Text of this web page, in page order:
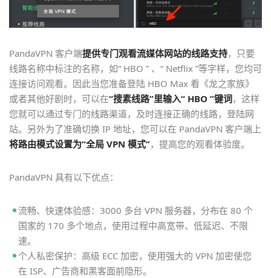
PandaVPN 客户端提供专门观看流媒体网站的线路支持，只要
线路名称中标注的名称，如“ HBO ” 、“ Netflix ”等字样，您均可
连接访问观看。因此当您准备登陆 HBO Max 看《龙之家族》
或者其他好剧时，可以在“搜素线路”里输入“ HBO ”键词，这样
您就可以通过专门的线路渠道，及时连接正确的线路，登陆网
站。另外为了准确切换 IP 地址，您可以在 PandaVPN 客户端上
将路由模式设置为“全局 VPN 模式”，提高您的观看体验度。
PandaVPN 具有以下优点：
流畅、快速体验感：3000 多台 VPN 服务器，分布在 80 个
国家的 170 多个地点，使用过程中高宽带、低延迟、不限
速。
个人私密保护：高级 ECC 加密，使用强大的 VPN 加密使您
在 ISP、广告商和黑客面前隐形。